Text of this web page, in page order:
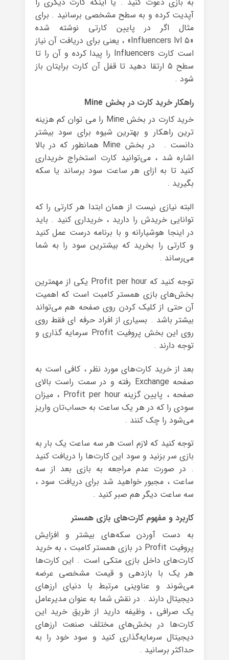
آپدیت کرده و به سطح مشخصی برسانید . برای
مثال اگر در پایین کارتی نوشته شده
«Influencers lvl ۵» ، یعنی برای دریافت آن نیاز
است کارت Influencers را پیدا کرده و آن را تا
سطح ۵ ارتقا دهید تا قفل آن کارت برایتان باز
شود .
راهکار خرید کارت در بخش Mine
خرید کارت در بخش Mine را می توان کم هزینه
ترین راهکار و بهترین شیوه برای سود بیشتر
دانست . در بخش Mine همانطور که در بالا
اشاره شد ، می‌توانید کارت استخراج خریداری
کنید تا به ازای هر ساعت سود برساند یا سکه
بگیرید .
البته نیازی نیست از همان ابتدا هر کارتی را که
توانایی خریدش را دارید ، خریداری کنید . باید
در اینجا هوشیارانه و با برنامه درست عمل کنید
و کارتی را بخرید که بیشترین سود را به شما
می‌رساند .
توجه کنید که Profit per hour یکی از مهمترین
بخش‌های بازی همستر کامبت است که اهمیت
آن حتی از کلیک کردن روی صفحه هم می‌تواند
بیشتر باشد . بسیاری از افراد حرفه ای فقط روی
روی این بخش پروفیت Profit سرمایه گذاری و
توجه دارند .
بعد از خرید کارت‌های مورد نظر ، کافی است به
صفحه Exchange رفته و در سمت راست بالای
صفحه ، پایین گزینه Profit per hour ، میزان
سودی را که در هر یک ساعت به حساب‌تان واریز
می‌شود را چک کنند .
توجه کنید که لازم است هر سه ساعت یک بار به
بازی سر بزنید و سود این کارت‌ها را دریافت کنید
. در صورت عدم مراجعه به بازی بعد از سه
ساعت ، مجبور خواهید شد برای دریافت سود ،
سه ساعت دیگر هم صبر کنید .
کاربرد و مفهوم کارت‌های بازی همستر
به دست آوردن سکه‌های بیشتر و افزایش
پروفیت Profit در بازی همستر کامبت ، به خرید
کارت‌های داخل بازی متکی است . این کارت‌ها
هر یک با بازدهی و قیمت مشخصی عرضه
می‌شوند و عناوینی مرتبط با دنیای ارزهای
دیجیتال دارند . در نقش شما به عنوان مدیرعامل
یک صرافی ، وظیفه دارید از طریق خرید این
کارت‌ها در بخش‌های مختلف صنعت ارزهای
دیجیتال سرمایه‌گذاری کنید و سود خود را به
حداکثر برسانید .